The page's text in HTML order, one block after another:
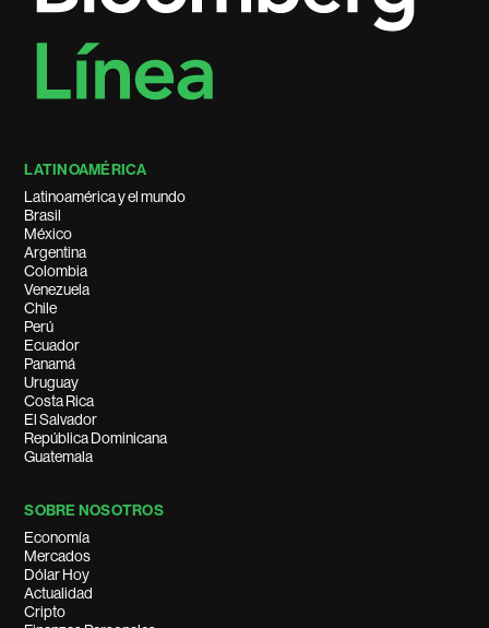
LATINOAMÉRICA
Latinoamérica y el mundo
Brasil
México
Argentina
Colombia
Venezuela
Chile
Perú
Ecuador
Panamá
Uruguay
Costa Rica
El Salvador
República Dominicana
Guatemala
SOBRE NOSOTROS
Economía
Mercados
Dólar Hoy
Actualidad
Cripto